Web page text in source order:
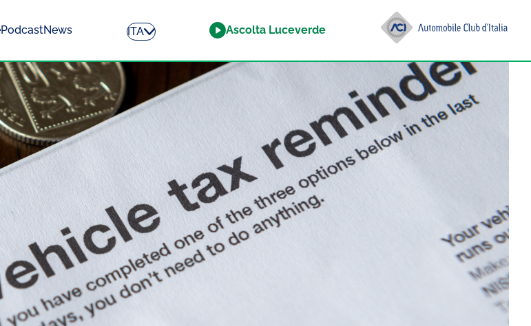
PodcastNews ITA Ascolta Luceverde